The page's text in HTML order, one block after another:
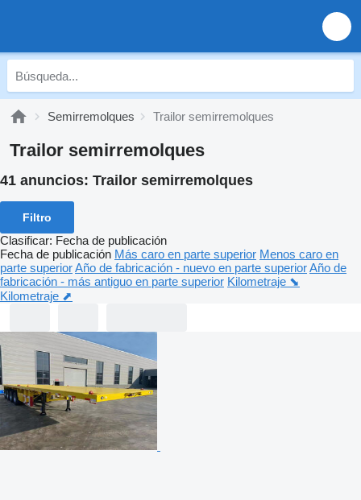
Semirremolques Trailor semirremolques
Trailor semirremolques
41 anuncios: Trailor semirremolques
Filtro
Clasificar: Fecha de publicación
Fecha de publicación Más caro en parte superior Menos caro en
parte superiorAño de fabricación - nuevo en parte superiorAño de
fabricación - más antiguo en parte superior Kilometraje ⬊
Kilometraje ⬈